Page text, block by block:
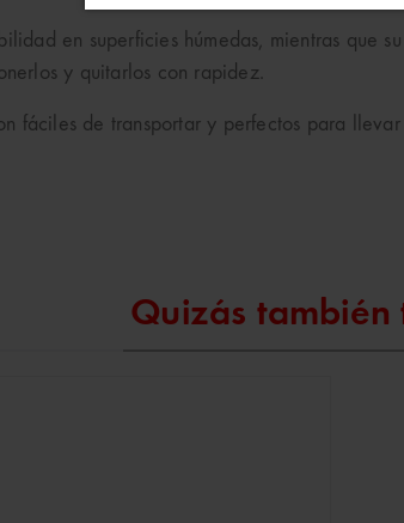
en superficies húmedas, mientras que
y quitarlos con rapidez.
fáciles de transportar y perfectos para
Quizás también